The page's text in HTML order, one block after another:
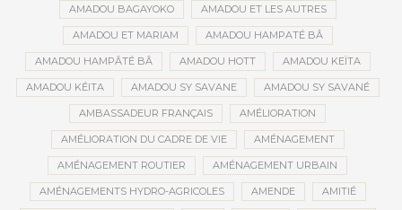
AMADOU BAGAYOKO AMADOU ET LES AUTRES
AMADOU ET MARIAM AMADOU HAMPATÉ BÂ
AMADOU HAMPÂTÉ BÂ AMADOU HOTT AMADOU KEÏTA
AMADOU KÉITA AMADOU SY SAVANE AMADOU SY SAVANÉ
AMBASSADEUR FRANÇAIS AMÉLIORATION
AMÉLIORATION DU CADRE DE VIE AMÉNAGEMENT
AMÉNAGEMENT ROUTIER AMÉNAGEMENT URBAIN
AMÉNAGEMENTS HYDRO-AGRICOLES AMENDE AMITIÉ